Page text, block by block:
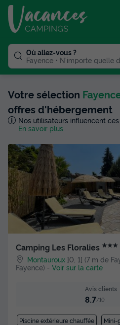
Où allez-vous ?
Fayence
N'importe quelle
Votre sélection
offres d'hébergement
Nos utilisateurs influencent
En savoir plus
Camping Les Floralies ★★★
Montauroux ]0, 1[ (7 m de
Fayence) - Voir sur la carte
Avis clients
8.7/10
Piscine extérieure chauffée Mini-